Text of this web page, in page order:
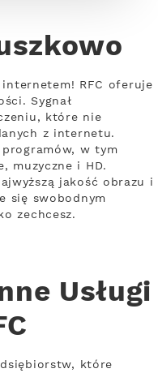
RFC oferuje
Sygnał
które nie
z internetu.
w tym
muzyczne i HD.
jakość obrazu i
się swobodnym
zechcesz.
Usługi
które